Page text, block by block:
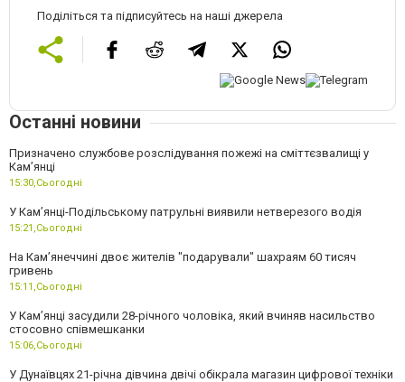
Поділіться та підписуйтесь на наші джерела
Останні новини
Призначено службове розслідування пожежі на сміттєзвалищі у
Кам’янці
15:30,Сьогодні
У Кам’янці-Подільському патрульні виявили нетверезого водія
15:21,Сьогодні
На Камʼянеччині двоє жителів "подарували" шахраям 60 тисяч
гривень
15:11,Сьогодні
У Камʼянці засудили 28-річного чоловіка, який вчиняв насильство
стосовно співмешканки
15:06,Сьогодні
У Дунаївцях 21-річна дівчина двічі обікрала магазин цифрової техніки